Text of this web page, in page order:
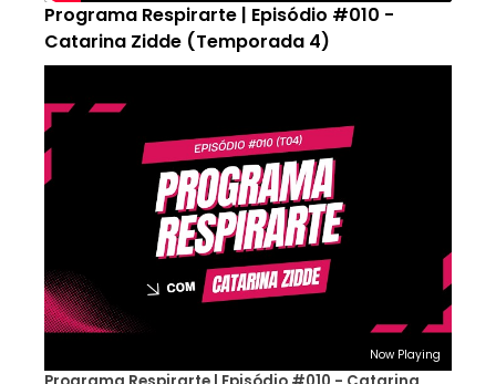
Programa Respirarte | Episódio #010 -
Catarina Zidde (Temporada 4)
Now Playing